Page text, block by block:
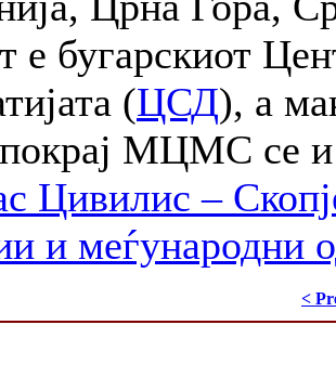
е бугарскиот
(ЦСД), а
покрај МЦМС се
Цивилис –
и меѓународни
<